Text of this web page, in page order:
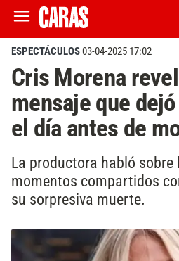
ESPECTÁCULOS03-04-2025 17:02
Cris Morena
mensaje que
el día antes de
La productora habló
momentos compartidos
su sorpresiva muerte.